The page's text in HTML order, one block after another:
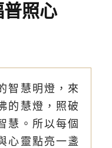
照心
智慧明燈，來
的慧燈，照破
慧。所以每個
心靈點亮一盞